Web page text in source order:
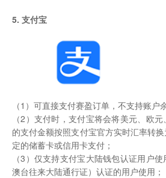
5. 支付宝
（1）可直接支付赛盈订单，不支持账户
（2）支付时，支付宝将会将美元、欧
的支付金额按照支付宝官方实时汇率转
定的储蓄卡或信用卡支付；
（3）仅支持支付宝大陆钱包认证用户
澳台往来大陆通行证）认证的用户使用；